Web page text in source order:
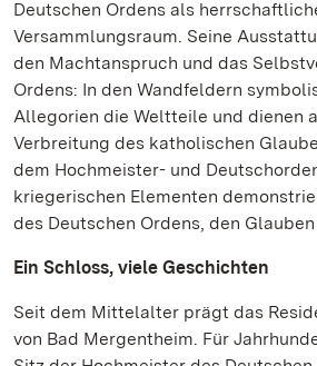
Deutschen Ordens als
Versammlungsraum. Seine
den Machtanspruch und das
Ordens: In den Wandfeldern
Allegorien die Weltteile und dienen
Verbreitung des katholischen
dem Hochmeister- und
kriegerischen Elementen
des Deutschen Ordens, den
Ein Schloss, viele Geschichten
Seit dem Mittelalter prägt das
von Bad Mergentheim. Für